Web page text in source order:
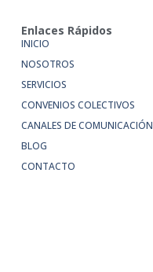
Enlaces Rápidos
INICIO
NOSOTROS
SERVICIOS
CONVENIOS COLECTIVOS
CANALES DE COMUNICACIÓN
BLOG
CONTACTO